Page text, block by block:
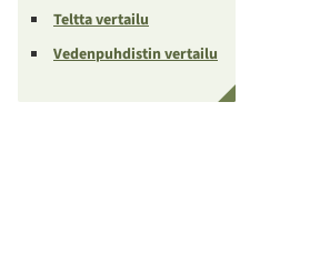
Teltta vertailu
Vedenpuhdistin vertailu